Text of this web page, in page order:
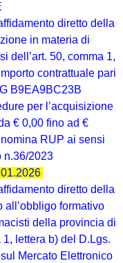
diretto della
in materia di
dell’art. 50, comma 1,
contrattuale pari
B9EA9BC23B
per l’acquisizione
€ 0,00 fino ad €
RUP ai sensi
n.36/2023
diretto della
all’obbligo formativo
della provincia di
1, lettera b) del D.Lgs.
Mercato Elettronico